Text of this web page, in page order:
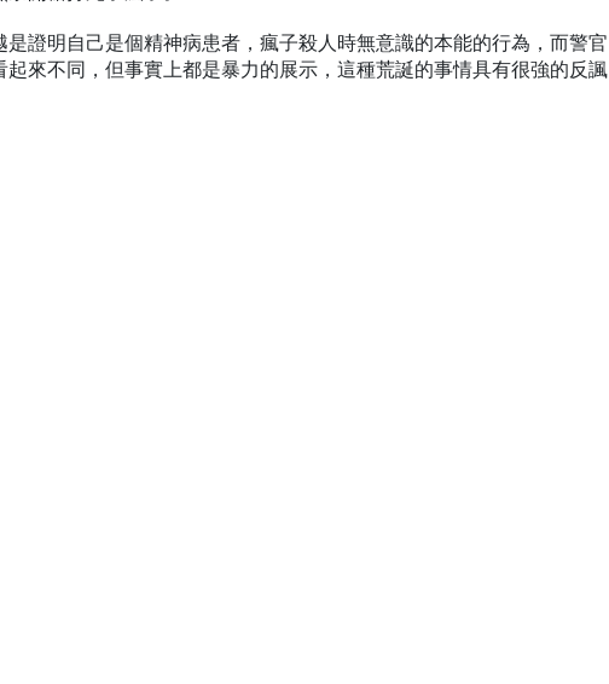
證明自己是個精神病患者，瘋子殺人時無意識的本能的行為，而警官
來不同，但事實上都是暴力的展示，這種荒誕的事情具有很強的反諷